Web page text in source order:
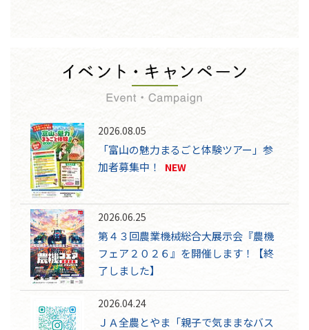
2026.08.05
「富山の魅力まるごと体験ツアー」参
加者募集中！
NEW
2026.06.25
第４３回農業機械総合大展示会『農機
フェア２０２６』を開催します！【終
了しました】
2026.04.24
ＪＡ全農とやま「親子で気ままなバス